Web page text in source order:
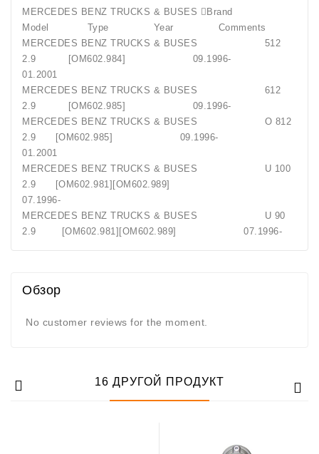
MERCEDES BENZ TRUCKS & BUSES Brand
Model Type Year Comments
MERCEDES BENZ TRUCKS & BUSES 512
2.9 [OM602.984] 09.1996-
01.2001
MERCEDES BENZ TRUCKS & BUSES 612
2.9 [OM602.985] 09.1996-
MERCEDES BENZ TRUCKS & BUSES O 812
2.9 [OM602.985] 09.1996-
01.2001
MERCEDES BENZ TRUCKS & BUSES U 100
2.9 [OM602.981][OM602.989]
07.1996-
MERCEDES BENZ TRUCKS & BUSES U 90
2.9 [OM602.981][OM602.989] 07.1996-
Обзор
No customer reviews for the moment.
16 ДРУГОЙ ПРОДУКТ